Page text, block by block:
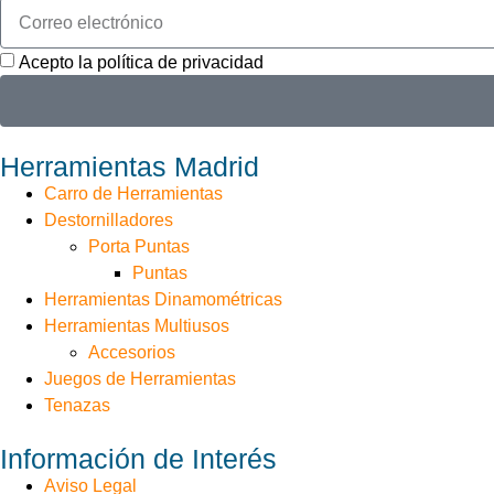
Acepto la política de privacidad
Herramientas Madrid
Carro de Herramientas
Destornilladores
Porta Puntas
Puntas
Herramientas Dinamométricas
Herramientas Multiusos
Accesorios
Juegos de Herramientas
Tenazas
Información de Interés
Aviso Legal